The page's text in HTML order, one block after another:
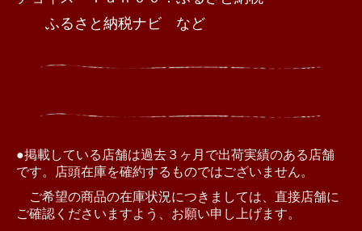
ふるさと納税ナビ など
●掲載している店舗は過去３ヶ月で出荷実績のある店舗
です。店頭在庫を確約するものではございません。
ご希望の商品の在庫状況につきましては、直接店舗に
ご確認くださいますよう、お願い申し上げます。